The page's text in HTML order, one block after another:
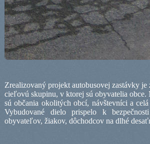
Zrealizovaný projekt autobusovej zastávky je
cieľovú skupinu, v ktorej sú obyvatelia obce.
sú občania okolitých obcí, návštevníci a
Vybudované dielo prispelo k
obyvateľov, žiakov, dôchodcov na dlhé